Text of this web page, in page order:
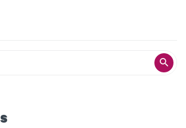
mim Esqueceu a senha?